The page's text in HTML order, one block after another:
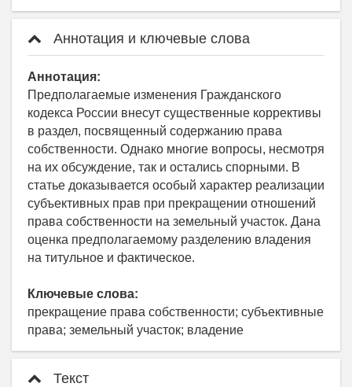
Аннотация и ключевые слова
Аннотация:
Предполагаемые изменения Гражданского
кодекса России внесут существенные коррективы
в раздел, посвященный содержанию права
собственности. Однако многие вопросы, несмотря
на их обсуждение, так и остались спорными. В
статье доказывается особый характер реализации
субъективных прав при прекращении отношений
права собственности на земельный участок. Дана
оценка предполагаемому разделению владения
на титульное и фактическое.
Ключевые слова:
прекращение права собственности; субъективные
права; земельный участок; владение
Текст